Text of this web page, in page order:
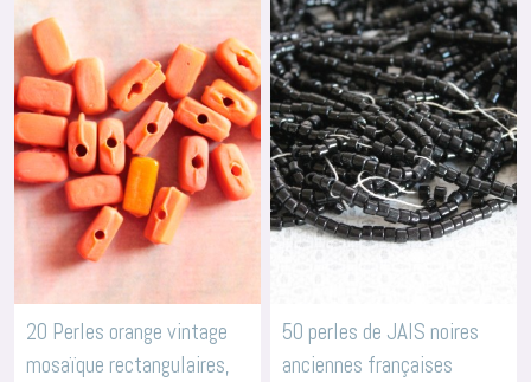
20 Perles orange vintage
mosaïque rectangulaires,
50 perles de JAIS noires
anciennes françaises